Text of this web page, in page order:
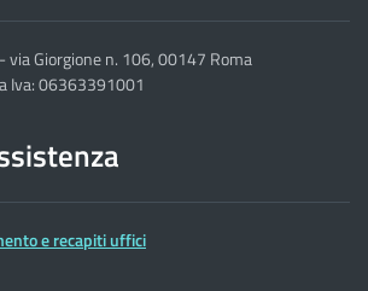
via Giorgione n. 106, 00147 Roma
Iva: 06363391001
e recapiti uffici